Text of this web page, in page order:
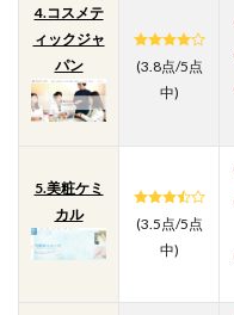
4.コスメテ
ィックジャ
パン
(3.8点/5点
中)
5.美粧ケミ
カル
(3.5点/5点
中)